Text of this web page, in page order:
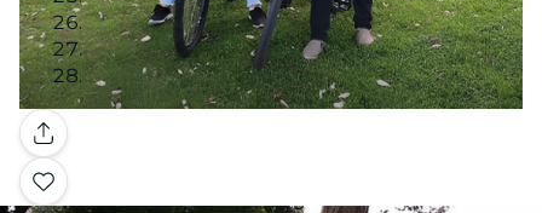
Galerie
Image 2
Image 3
Image 4
Image 5